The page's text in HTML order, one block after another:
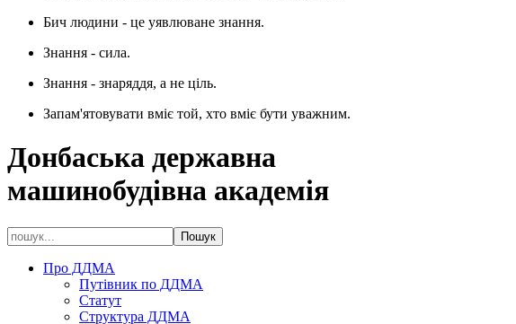
Бич людини - це уявлюване знання.
Знання - сила.
Знання - знаряддя, а не ціль.
Запам'ятовувати вміє той, хто вміє бути уважним.
Донбаська державна
машинобудівна академія
Про ДДМА
Путівник по ДДМА
Статут
Структура ДДМА